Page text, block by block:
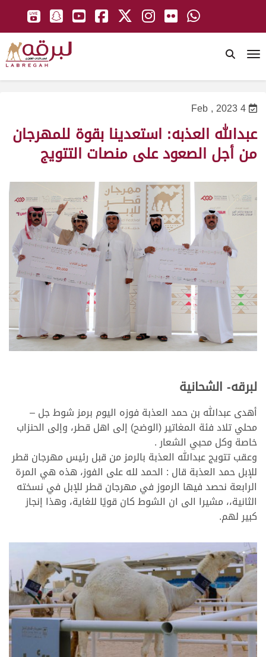
4 Feb , 2023
عبدالله العذبه: استعدينا بقوة للمهرجان
من أجل الصعود على منصات التتويج
لبرقه- الشحانية
أهدى عبدالله بن حمد العذبة فوزه اليوم برمز شوط جل –
محلي تلاد فئة المغاتير (الوضح) إلى اهل قطر، وإلى الحنزاب
خاصة وكل محبي الشعار .
وعقب تتويج عبدالله العذبة بالرمز من قبل رئيس مهرجان قطر
للإبل حمد العذبة قال : الحمد لله على الفوز، هذه هي المرة
الرابعة نحصد فيها الرموز في مهرجان قطر للإبل في نسخته
الثانية،، مشيرا الى ان الشوط كان قويًا للغاية، وهذا إنجاز
كبير لهم.